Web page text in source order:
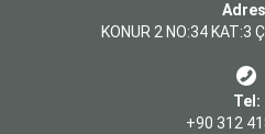
KONUR 2 NO:34 KAT:3
Tel:
+90 312